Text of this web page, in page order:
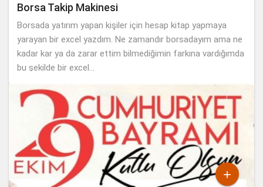
Borsa Takip Makinesi
Borsada yatırım yapan kişiler için hesap kitap yapmaya
yarayan bir excel yazdım. Ne zamandır borsadayım ama ne
kadar kar ya da zarar ettim bilmediğimin farkına vardığımda
bu şekilde bir excel...
